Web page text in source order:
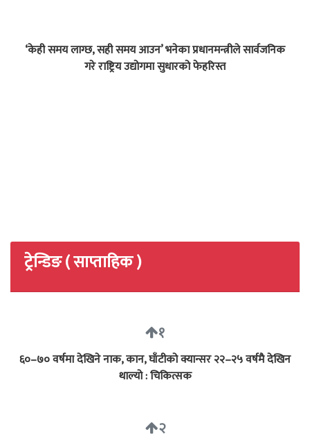
‘केही समय लाग्छ, सही समय आउन’ भनेका प्रधानमन्त्रीले सार्वजनिक
गरे राष्ट्रिय उद्योगमा सुधारको फेहरिस्त
ट्रेन्डिङ ( साप्ताहिक )
१
६०–७० वर्षमा देखिने नाक, कान, घाँटीको क्यान्सर २२–२५ वर्षमै देखिन
थाल्यो : चिकित्सक
२